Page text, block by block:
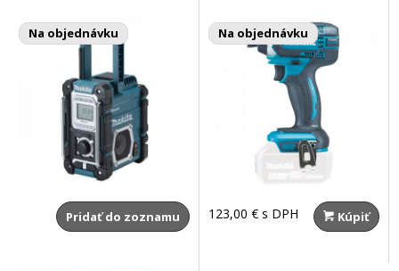
Na objednávku
Pridať do zoznamu
Na objednávku
123,00 € s DPH Kúpiť